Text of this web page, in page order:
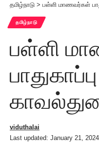
தமிழ்நாடு > பள்ளி மாணவர்கள்
தமிழ்நாடு
பள்ளி
Last updated: January 21,
viduthalai